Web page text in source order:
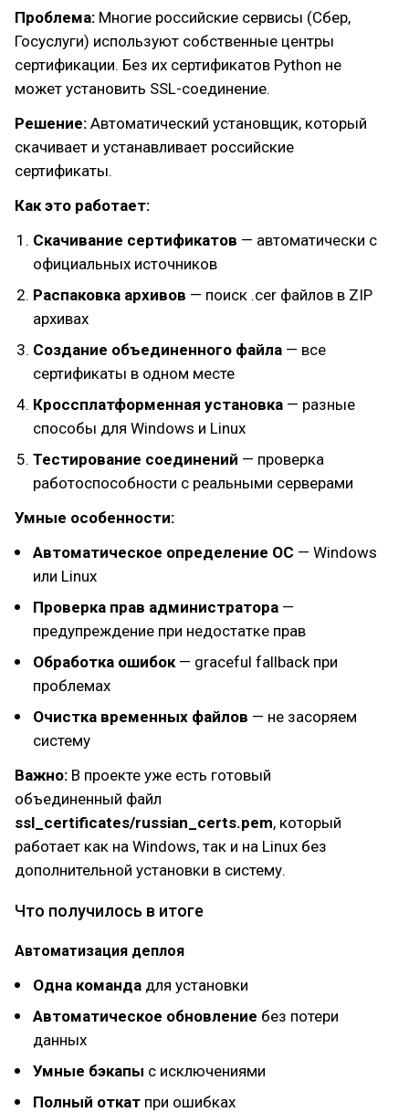
Проблема: Многие российские сервисы (Сбер,
Госуслуги) используют собственные центры
сертификации. Без их сертификатов Python не
может установить SSL-соединение.
Решение: Автоматический установщик, который
скачивает и устанавливает российские
сертификаты.
Как это работает:
Скачивание сертификатов — автоматически с
официальных источников
Распаковка архивов — поиск .cer файлов в ZIP
архивах
Создание объединенного файла — все
сертификаты в одном месте
Кроссплатформенная установка — разные
способы для Windows и Linux
Тестирование соединений — проверка
работоспособности с реальными серверами
Умные особенности:
Автоматическое определение ОС — Windows
или Linux
Проверка прав администратора —
предупреждение при недостатке прав
Обработка ошибок — graceful fallback при
проблемах
Очистка временных файлов — не засоряем
систему
Важно: В проекте уже есть готовый
объединенный файл
ssl_certificates/russian_certs.pem, который
работает как на Windows, так и на Linux без
дополнительной установки в систему.
Что получилось в итоге
Автоматизация деплоя
Одна команда для установки
Автоматическое обновление без потери
данных
Умные бэкапы с исключениями
Полный откат при ошибках